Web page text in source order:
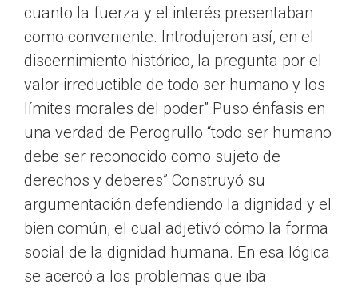
cuanto la fuerza y el interés presentaban
como conveniente. Introdujeron así, en el
discernimiento histórico, la pregunta por el
valor irreductible de todo ser humano y los
límites morales del poder” Puso énfasis en
una verdad de Perogrullo “todo ser humano
debe ser reconocido como sujeto de
derechos y deberes” Construyó su
argumentación defendiendo la dignidad y el
bien común, el cual adjetivó cómo la forma
social de la dignidad humana. En esa lógica
se acercó a los problemas que iba